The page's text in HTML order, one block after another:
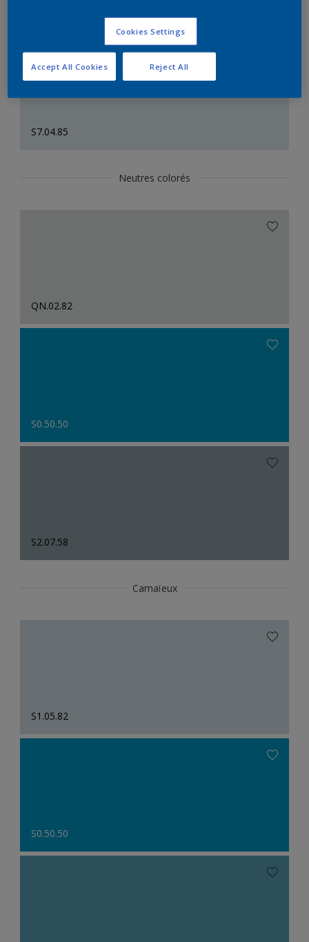
S7.04.85
Neutres colorés
QN.02.82
S0.50.50
S2.07.58
Camaïeux
S1.05.82
S0.50.50
Cookies Settings
Reject All
Accept All Cookies